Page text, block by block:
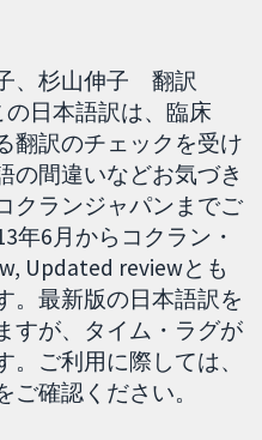
、杉山伸子 翻訳
の日本語訳は、臨床
翻訳のチェックを受け
の間違いなどお気づき
クランジャパンまでご
年6月からコクラン・
Updated reviewとも
。最新版の日本語訳を
すが、タイム・ラグが
ご利用に際しては、
ご確認ください。